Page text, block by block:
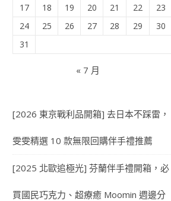
17 18 19 20 21 22
23
24
25 26 27 28 29
30
31
« 7 月
[2026 東京戰利品開箱] 去日本不踩雷，
雯雯精選 10 款無限回購伴手禮推薦
[2025 北歐追極光] 芬蘭伴手禮開箱，必
買國民巧克力、超療癒 Moomin 週邊分